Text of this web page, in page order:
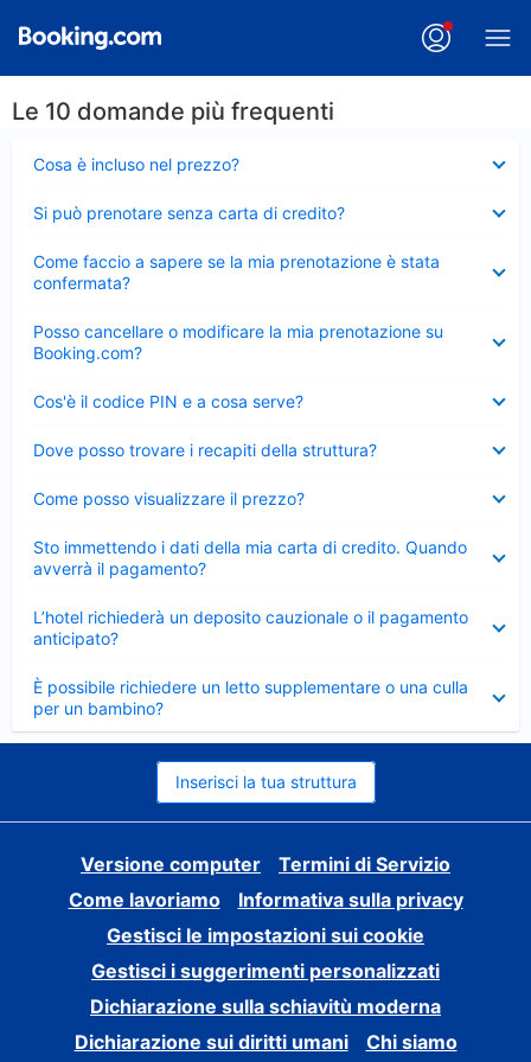
Le 10 domande più frequenti
Cosa è incluso nel prezzo?
chiuso
Si può prenotare senza carta di credito?
chiuso
Come faccio a sapere se la mia prenotazione è stata
confermata?
chiuso
Posso cancellare o modificare la mia prenotazione su
Booking.com?
chiuso
Cos'è il codice PIN e a cosa serve?
chiuso
Dove posso trovare i recapiti della struttura?
chiuso
Come posso visualizzare il prezzo?
chiuso
Sto immettendo i dati della mia carta di credito. Quando
avverrà il pagamento?
chiuso
L’hotel richiederà un deposito cauzionale o il pagamento
anticipato?
chiuso
È possibile richiedere un letto supplementare o una culla
per un bambino?
Elemento
chiuso
Inserisci la tua struttura
Versione computer
Termini di Servizio
Come lavoriamo
Informativa sulla privacy
Gestisci le impostazioni sui cookie
Gestisci i suggerimenti personalizzati
Dichiarazione sulla schiavitù moderna
Dichiarazione sui diritti umani
Chi siamo